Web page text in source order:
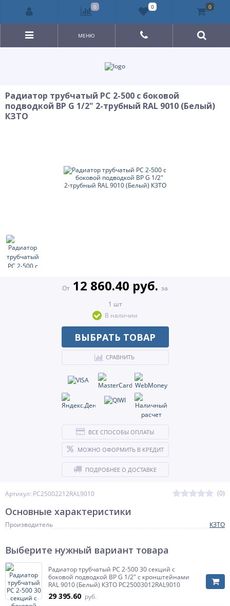
МЕНЮ
Радиатор трубчатый РС 2-500 с боковой
подводкой ВР G 1/2" 2-трубный RAL 9010 (Белый)
КЗТО
Артикул: РС25002212RAL9010 (0)
От 12 860.40 руб. за
1 шт
В наличии
ВЫБРАТЬ ТОВАР
СРАВНИТЬ
ВСЕ СПОСОБЫ ОПЛАТЫ
МОЖНО ОФОРМИТЬ В КРЕДИТ
ПОДРОБНЕЕ О ДОСТАВКЕ
Основные характеристики
Производитель КЗТО
Выберите нужный вариант товара
Радиатор трубчатый РС 2-500 30 секций с
боковой подводкой ВР G 1/2" с кронштейнами
RAL 9010 (Белый) КЗТО РС25003012RAL9010
29 395.60 руб.
0 0 0